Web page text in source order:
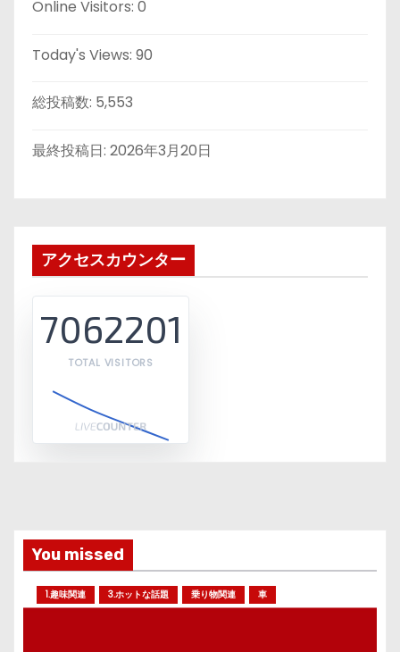
Online Visitors: 0
Today's Views: 90
総投稿数: 5,553
最終投稿日: 2026年3月20日
アクセスカウンター
7062201
TOTAL VISITORS
You missed
1.趣味関連 3.ホットな話題 乗り物関連 車